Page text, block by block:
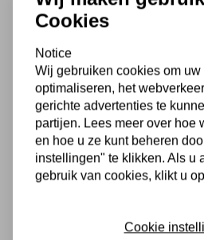
een zwarte afwerking maakt
jarenlang gebruik. Daardoor is
investering voor wie zoekt naar
decoratief als functioneel is.
Kenmerken van
Productnaam:Spiegel Stijn
Kleur:Zwart
Modern, minimalistisch en
Cookies
Notice
Wij gebruiken cookies om
optimaliseren, het
gerichte advertenties te
partijen. Lees meer over hoe
en hoe u ze kunt beheren
instellingen" te klikken. Als u
gebruik van cookies, klikt u
Cookie